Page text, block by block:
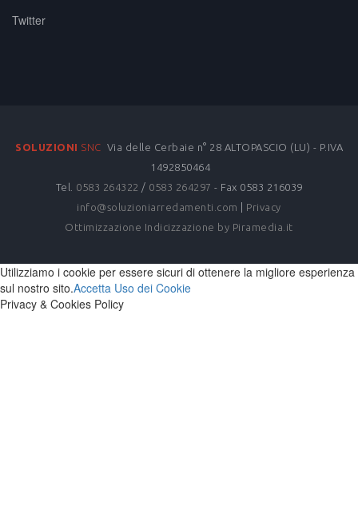
Twitter
SOLUZIONI SNC Via delle Cerbaie n° 28 ALTOPASCIO (LU) - P.IVA
1492850464
Tel. 0583 264322 / 0583 264297 - Fax 0583 216039
info@soluzioniarredamenti.com
Privacy
Ottimizzazione Indicizzazione by Piramedia.it
Utilizziamo i cookie per essere sicuri di ottenere la migliore esperienza
sul nostro sito.Accetta Uso dei Cookie
Privacy & Cookies Policy